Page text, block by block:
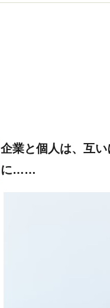
企業と個人は、互
に……